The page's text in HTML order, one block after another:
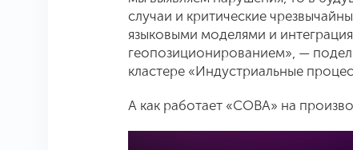
случаи и критические
языковыми моделями и
геопозиционированием», —
кластере «Индустриальные
А как работает «СОВА» на